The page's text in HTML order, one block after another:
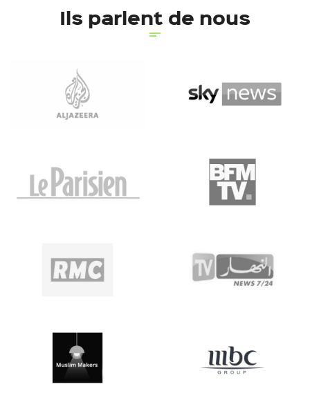
Ils parlent de nous